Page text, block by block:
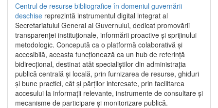
Centrul de resurse bibliografice în domeniul guvernării
deschise reprezintă instrumentul digital integrat al
Secretariatului General al Guvernului, dedicat promovării
transparenței instituționale, informării proactive și sprijinului
metodologic. Concepută ca o platformă colaborativă și
accesibilă, aceasta funcționează ca un hub de referință
bidirecțional, destinat atât specialiștilor din administrația
publică centrală și locală, prin furnizarea de resurse, ghiduri
și bune practici, cât și părților interesate, prin facilitarea
accesului la informații relevante, instrumente de consultare și
mecanisme de participare și monitorizare publică.